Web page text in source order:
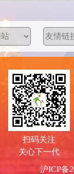
扫码关注
关心下一代
沪ICP备